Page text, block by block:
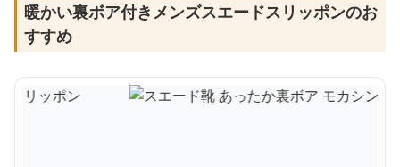
暖かい裏ボア付きメンズスエードスリッポンのお
すすめ